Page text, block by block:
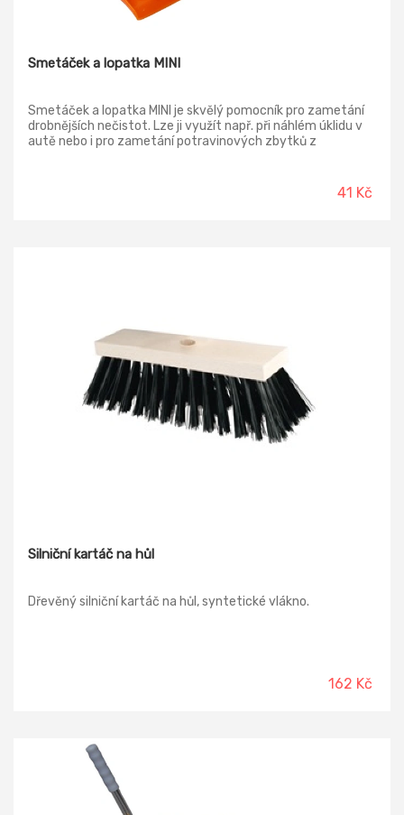
Smetáček a lopatka MINI
Smetáček a lopatka MINI je skvělý pomocník pro zametání
drobnějších nečistot. Lze ji využít např. při náhlém úklidu v
autě nebo i pro zametání potravinových zbytků z
41 Kč
Silniční kartáč na hůl
Dřevěný silniční kartáč na hůl, syntetické vlákno.
162 Kč